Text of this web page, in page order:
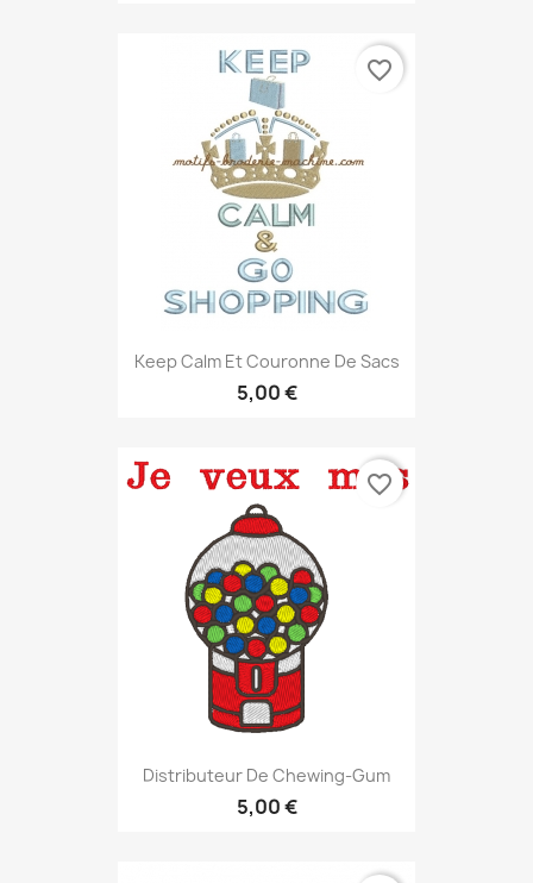
Keep Calm Et Couronne De Sacs
5,00 €
favorite_border
Distributeur De Chewing-Gum
5,00 €
favorite_border